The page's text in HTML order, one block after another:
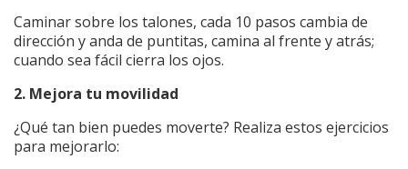
Caminar sobre los talones, cada 10 pasos cambia de
dirección y anda de puntitas, camina al frente y atrás;
cuando sea fácil cierra los ojos.
2. Mejora tu movilidad
¿Qué tan bien puedes moverte? Realiza estos ejercicios
para mejorarlo: